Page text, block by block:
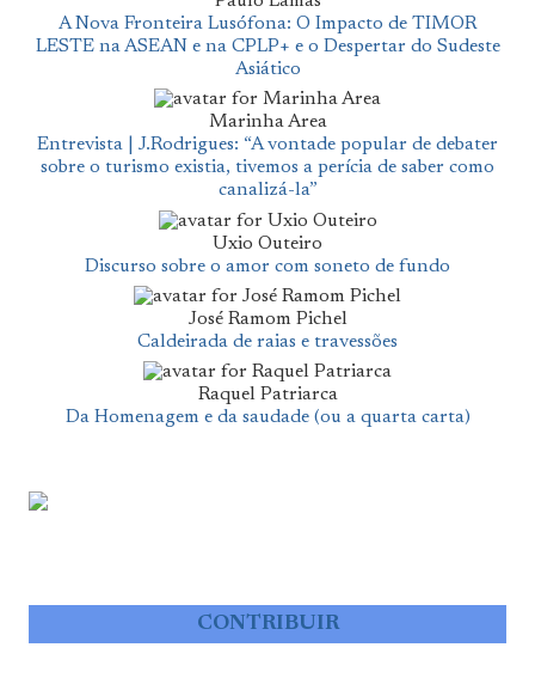
A Nova Fronteira Lusófona: O Impacto de TIMOR
LESTE na ASEAN e na CPLP+ e o Despertar do Sudeste
Asiático
Marinha Area
Entrevista | J.Rodrigues: “A vontade popular de debater
sobre o turismo existia, tivemos a perícia de saber como
canalizá-la”
Uxio Outeiro
Discurso sobre o amor com soneto de fundo
José Ramom Pichel
Caldeirada de raias e travessões
Raquel Patriarca
Da Homenagem e da saudade (ou a quarta carta)
CONTRIBUIR